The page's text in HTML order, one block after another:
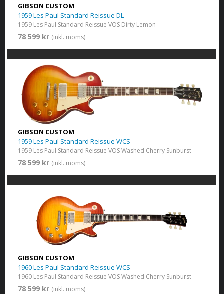
GIBSON CUSTOM
1959 Les Paul Standard Reissue DL
1959 Les Paul Standard Reissue VOS Dirty Lemon
78 599 kr (inkl. moms)
GIBSON CUSTOM
1959 Les Paul Standard Reissue WCS
1959 Les Paul Standard Reissue VOS Washed Cherry Sunburst
78 599 kr (inkl. moms)
GIBSON CUSTOM
1960 Les Paul Standard Reissue WCS
1960 Les Paul Standard Reissue VOS Washed Cherry Sunburst
78 599 kr (inkl. moms)